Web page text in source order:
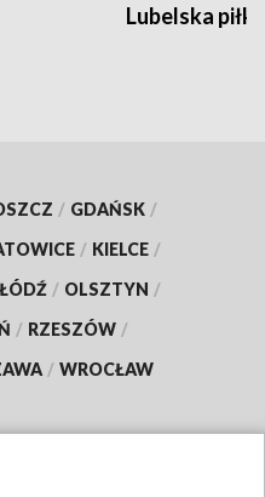
Lubelska piłka
/ GDAŃSK /
/ KIELCE /
ŁÓDŹ / OLSZTYN /
/ RZESZÓW /
/ WROCŁAW